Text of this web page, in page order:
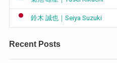
鈴木 誠也｜Seiya Suzuki
Recent Posts